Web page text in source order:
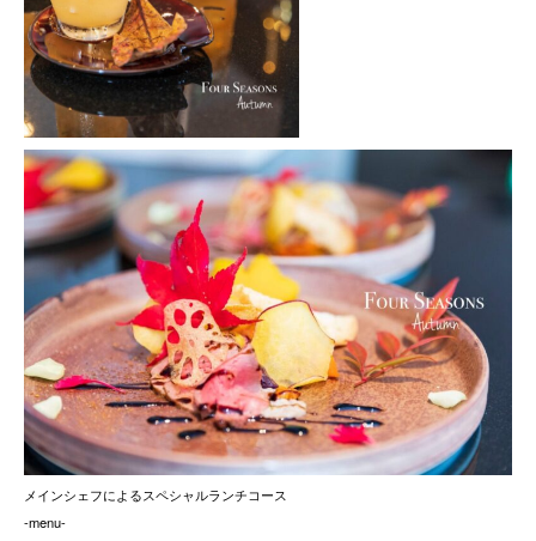
メインシェフによるスペシャルランチコース
-menu-